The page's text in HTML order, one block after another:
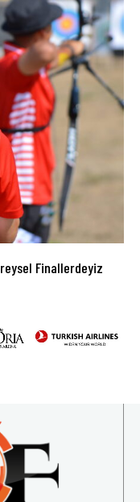
Finallerdeyiz